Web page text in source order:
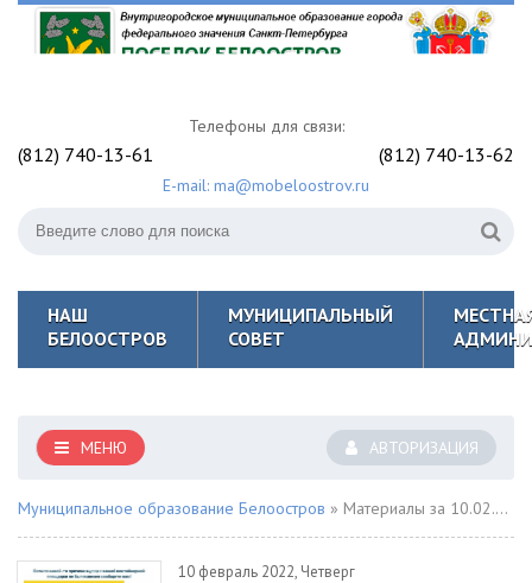
Телефоны для связи:
(812) 740-13-61 (812) 740-13-62
E-mail: ma@mobeloostrov.ru
НАШ
БЕЛООСТРОВ
МУНИЦИПАЛЬНЫЙ
СОВЕТ
АВТОРИЗАЦИЯ
МЕНЮ
Муниципальное образование Белоостров » Материалы за 10.02.2022
10 февраль 2022, Четверг